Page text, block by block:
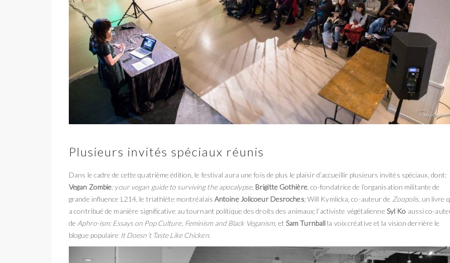
Plusieurs invités spéciaux réunis
Dans le cadre de cette quatrième édition, le festival aura une fois de plus le plaisir d’accueillir plusieurs invités spéciaux, dont:
Vegan Zombie; your vegan guide to surviving the apocalypse, Brigitte Gothière, co-fondatrice de l’organisation militante de
grande influence L214, le triathlète montréalais Antoine Jolicoeur Desroches; Will Kymlicka, co-auteur de Zoopolis, un livre
a contribué de manière significative au tournant politique des droits des animaux; l’activiste végétalienne Syl Ko aussi co-
de Aphro-ism: Essays on Pop Culture, Feminism and Black Veganism, et Sam Turnball la voix créative et la vision derrière le
blogue populaire It Doesn t Taste Like Chicken.